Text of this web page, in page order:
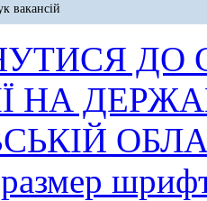
вакансій
ДО
НА